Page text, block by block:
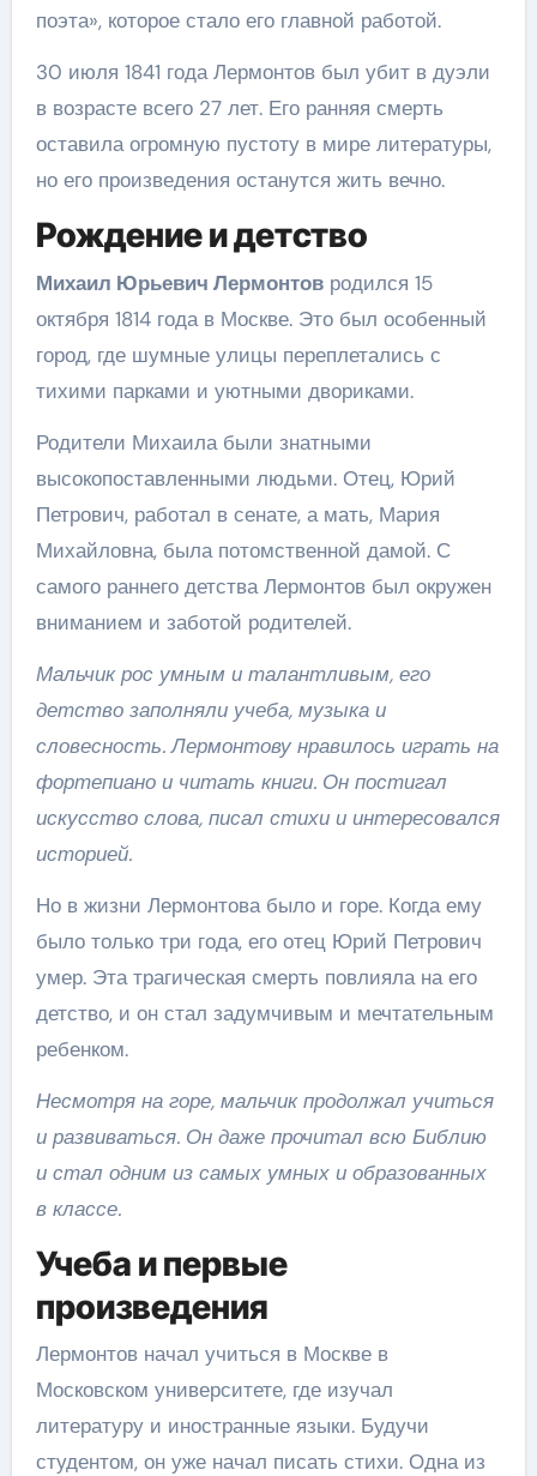
поэта», которое стало его главной работой.
30 июля 1841 года Лермонтов был убит в дуэли
в возрасте всего 27 лет. Его ранняя смерть
оставила огромную пустоту в мире литературы,
но его произведения останутся жить вечно.
Рождение и детство
Михаил Юрьевич Лермонтовродился 15
октября 1814 года в Москве. Это был особенный
город, где шумные улицы переплетались с
тихими парками и уютными двориками.
Родители Михаила были знатными
высокопоставленными людьми. Отец, Юрий
Петрович, работал в сенате, а мать, Мария
Михайловна, была потомственной дамой. С
самого раннего детства Лермонтов был окружен
вниманием и заботой родителей.
Мальчик рос умным и талантливым, его
детство заполняли учеба, музыка и
словесность. Лермонтову нравилось играть на
фортепиано и читать книги. Он постигал
искусство слова, писал стихи и интересовался
историей.
Но в жизни Лермонтова было и горе. Когда ему
было только три года, его отец Юрий Петрович
умер. Эта трагическая смерть повлияла на его
детство, и он стал задумчивым и мечтательным
ребенком.
Несмотря на горе, мальчик продолжал учиться
и развиваться. Он даже прочитал всю Библию
и стал одним из самых умных и образованных
в классе.
Учеба и первые
произведения
Лермонтов начал учиться в Москве в
Московском университете, где изучал
литературу и иностранные языки. Будучи
студентом, он уже начал писать стихи. Одна из